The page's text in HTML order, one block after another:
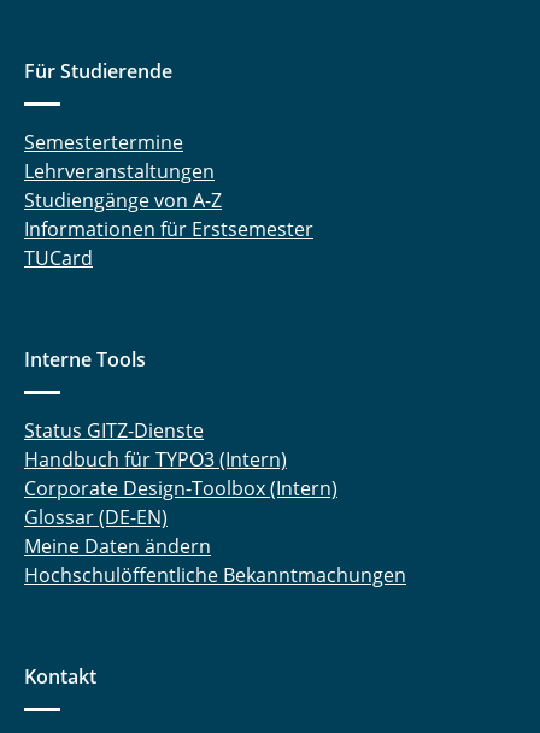
Für Studierende
Semestertermine
Lehrveranstaltungen
Studiengänge von A-Z
Informationen für Erstsemester
TUCard
Interne Tools
Status GITZ-Dienste
Handbuch für TYPO3 (Intern)
Corporate Design-Toolbox (Intern)
Glossar (DE-EN)
Meine Daten ändern
Hochschulöffentliche Bekanntmachungen
Kontakt